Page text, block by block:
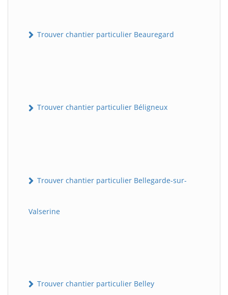
Trouver chantier particulier Beauregard
Trouver chantier particulier Béligneux
Trouver chantier particulier Bellegarde-sur-
Valserine
Trouver chantier particulier Belley